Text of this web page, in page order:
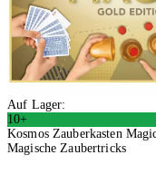
Auf Lager:
10+
Kosmos Zauberkasten
Magische Zaubertricks